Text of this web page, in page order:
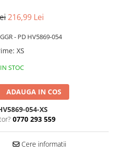
216,99 Lei
- PD HV5869-054
: XS
IN STOC
ADAUGA IN COS
054-XS
0770 293 559
Cere informatii